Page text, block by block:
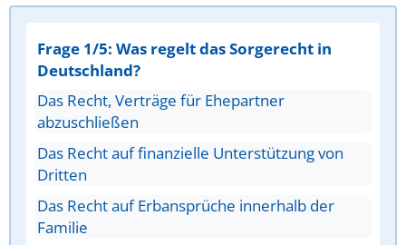
Frage 1/5: Was regelt das Sorgerecht in
Deutschland?
Das Recht, Verträge für Ehepartner
abzuschließen
Das Recht auf finanzielle Unterstützung von
Dritten
Das Recht auf Erbansprüche innerhalb der
Familie